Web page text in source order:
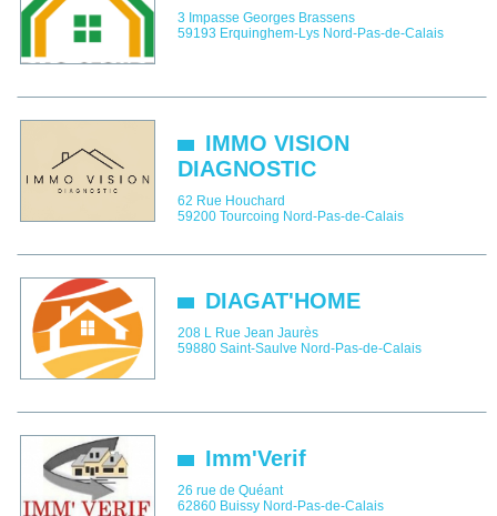
3 Impasse Georges Brassens
59193 Erquinghem-Lys Nord-Pas-de-Calais
IMMO VISION
DIAGNOSTIC
62 Rue Houchard
59200 Tourcoing Nord-Pas-de-Calais
DIAGAT'HOME
208 L Rue Jean Jaurès
59880 Saint-Saulve Nord-Pas-de-Calais
Imm'Verif
26 rue de Quéant
62860 Buissy Nord-Pas-de-Calais